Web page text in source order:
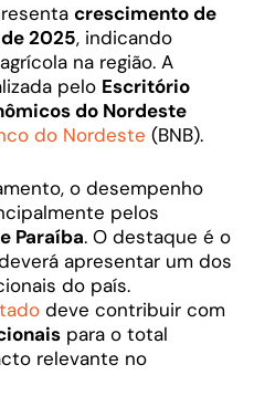
crescimento de
2025, indicando
na região. A
pelo Escritório
do Nordeste
do Nordeste (BNB).
o desempenho
pelos
Paraíba. O destaque é o
apresentar um dos
do país.
deve contribuir com
para o total
relevante no